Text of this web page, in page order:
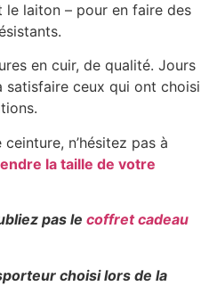
laiton – pour en faire des
en cuir, de qualité. Jours
satisfaire ceux qui ont choisi
n’hésitez pas à
la taille de votre
pas le coffret cadeau
choisi lors de la